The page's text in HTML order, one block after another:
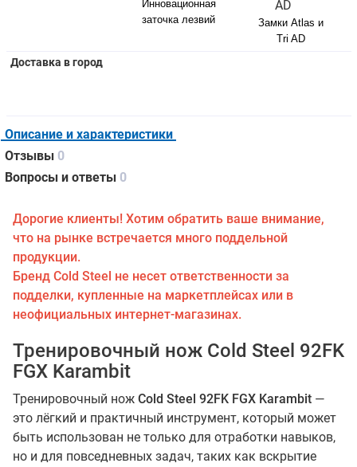
Инновационная
заточка лезвий
Замки Atlas и
Tri AD
Доставка в город
Описание и характеристики
Отзывы 0
Вопросы и ответы 0
Дорогие клиенты! Хотим обратить ваше внимание,
что на рынке встречается много поддельной
продукции.
Бренд Cold Steel не несет ответственности за
подделки, купленные на маркетплейсах или в
неофициальных интернет-магазинах.
Тренировочный нож Cold Steel 92FK
FGX Karambit
Тренировочный нож Cold Steel 92FK FGX Karambit—
это лёгкий и практичный инструмент, который может
быть использован не только для отработки навыков,
но и для повседневных задач, таких как вскрытие